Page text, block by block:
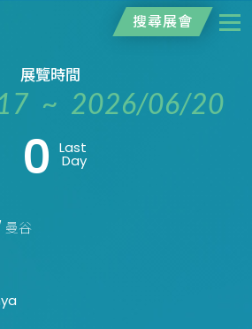
搜尋展會
展覽時間
~ 2026/06/20
0 Last
Day
曼谷